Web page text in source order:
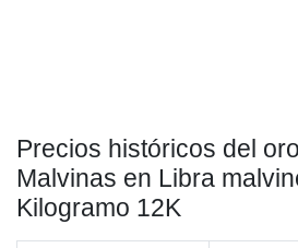
Precios históricos del
Malvinas en Libra
Kilogramo 12K